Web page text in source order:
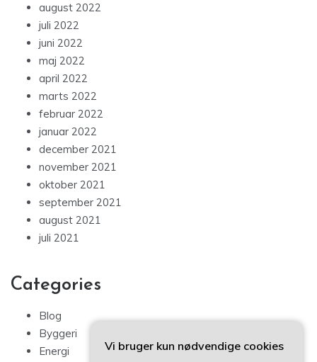
august 2022
juli 2022
juni 2022
maj 2022
april 2022
marts 2022
februar 2022
januar 2022
december 2021
november 2021
oktober 2021
september 2021
august 2021
juli 2021
Categories
Blog
Byggeri
Energi
Vi bruger kun nødvendige cookies